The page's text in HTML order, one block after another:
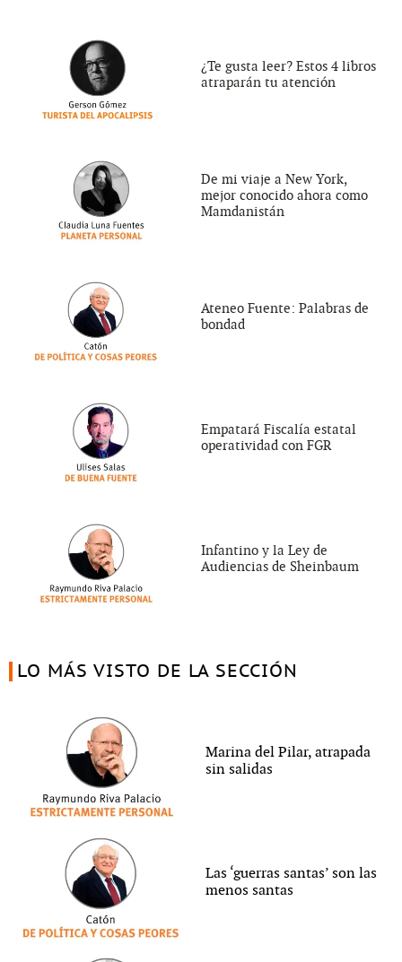
¿Te gusta leer? Estos 4 libros
atraparán tu atención
De mi viaje a New York,
mejor conocido ahora como
Mamdanistán
Ateneo Fuente: Palabras de
bondad
Empatará Fiscalía estatal
operatividad con FGR
Infantino y la Ley de
Audiencias de Sheinbaum
LO MÁS VISTO DE LA SECCIÓN
Marina del Pilar, atrapada
sin salidas
Las ‘guerras santas’ son las
menos santas